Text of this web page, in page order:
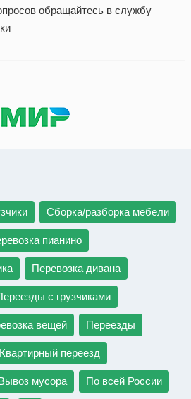
обращайтесь в службу
Сборка/разборка мебели
пианино
Перевозка дивана
с грузчиками
вещей Переезды
Квартирный переезд
мусора По всей России